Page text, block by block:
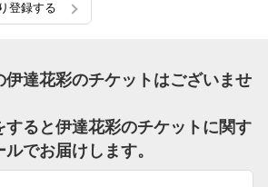
登録する
伊達花彩のチケットはございませ
すると伊達花彩のチケットに関す
でお届けします。